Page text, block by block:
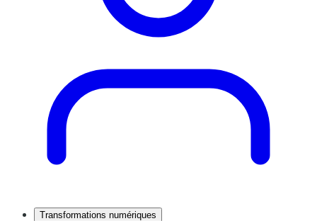
Transformations numériques